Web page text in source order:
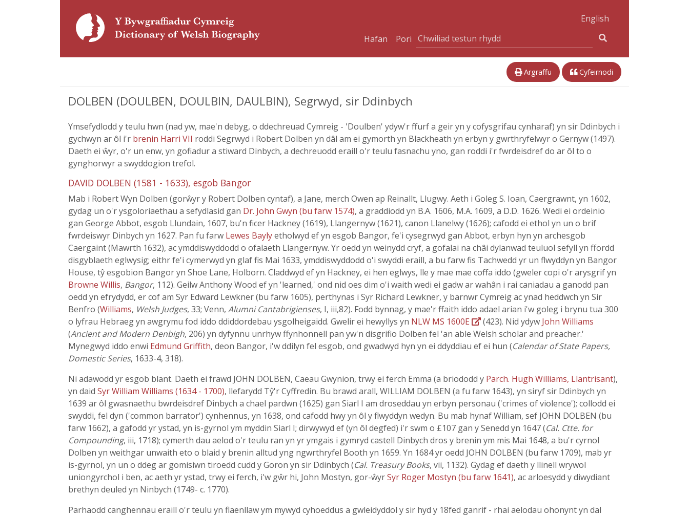
English
Hafan
Pori
Argraffu Cyfeirnodi
DOLBEN (DOULBEN, DOULBIN, DAULBIN), Segrwyd, sir Ddinbych
Ymsefydlodd y teulu hwn (nad yw, mae'n debyg, o ddechreuad Cymreig - 'Doulben' ydyw'r ffurf a geir yn y cofysgrifau cynharaf) yn sir Ddinbych i
gychwyn ar ôl i'r brenin Harri VII roddi Segrwyd i Robert Dolben yn dâl am ei gymorth yn Blackheath yn erbyn y gwrthryfelwyr o Gernyw (1497).
Daeth ei ŵyr, o'r un enw, yn gofiadur a stiward Dinbych, a dechreuodd eraill o'r teulu fasnachu yno, gan roddi i'r fwrdeisdref do ar ôl to o
gynghorwyr a swyddogion trefol.
DAVID DOLBEN (1581 - 1633), esgob Bangor
Mab i Robert Wyn Dolben (gorŵyr y Robert Dolben cyntaf), a Jane, merch Owen ap Reinallt, Llugwy. Aeth i Goleg S. Ioan, Caergrawnt, yn 1602,
gydag un o'r ysgoloriaethau a sefydlasid gan Dr. John Gwyn (bu farw 1574), a graddiodd yn B.A. 1606, M.A. 1609, a D.D. 1626. Wedi ei ordeinio
gan George Abbot, esgob Llundain, 1607, bu'n ficer Hackney (1619), Llangernyw (1621), canon Llanelwy (1626); cafodd ei ethol yn un o brif
fwrdeiswyr Dinbych yn 1627. Pan fu farw Lewes Baylyetholwyd ef yn esgob Bangor, fe'i cysegrwyd gan Abbot, erbyn hyn yn archesgob
Caergaint (Mawrth 1632), ac ymddiswyddodd o ofalaeth Llangernyw. Yr oedd yn weinydd cryf, a gofalai na châi dylanwad teuluol sefyll yn ffordd
disgyblaeth eglwysig; eithr fe'i cymerwyd yn glaf fis Mai 1633, ymddiswyddodd o'i swyddi eraill, a bu farw fis Tachwedd yr un flwyddyn yn Bangor
House, tŷ esgobion Bangor yn Shoe Lane, Holborn. Claddwyd ef yn Hackney, ei hen eglwys, lle y mae mae coffa iddo (gweler copi o'r arysgrif yn
Browne Willis, Bangor, 112). Geilw Anthony Wood ef yn 'learned,' ond nid oes dim o'i waith wedi ei gadw ar wahân i rai caniadau a ganodd pan
oedd yn efrydydd, er cof am Syr Edward Lewkner (bu farw 1605), perthynas i Syr Richard Lewkner, y barnwr Cymreig ac ynad heddwch yn Sir
Benfro (Williams, Welsh Judges, 33; Venn, Alumni Cantabrigienses, I, iii,82). Fodd bynnag, y mae'r ffaith iddo adael arian i'w goleg i brynu tua 300
o lyfrau Hebraeg yn awgrymu fod iddo ddiddordebau ysgolheigaidd. Gwelir ei hewyllys yn NLW MS 1600E (423). Nid ydyw John Williams
(Ancient and Modern Denbigh, 206) yn dyfynnu unrhyw ffynhonnell pan yw'n disgrifio Dolben fel 'an able Welsh scholar and preacher.'
Mynegwyd iddo enwi Edmund Griffith, deon Bangor, i'w ddilyn fel esgob, ond gwadwyd hyn yn ei ddyddiau ef ei hun (Calendar of State Papers,
Domestic Series, 1633-4, 318).
Ni adawodd yr esgob blant. Daeth ei frawd JOHN DOLBEN, Caeau Gwynion, trwy ei ferch Emma (a briododd y Parch. Hugh Williams, Llantrisant),
yn daid Syr William Williams (1634 - 1700), llefarydd Tŷ'r Cyffredin. Bu brawd arall, WILLIAM DOLBEN (a fu farw 1643), yn siryf sir Ddinbych yn
1639 ar ôl gwasnaethu bwrdeisdref Dinbych a chael pardwn (1625) gan Siarl I am droseddau yn erbyn personau ('crimes of violence'); collodd ei
swyddi, fel dyn ('common barrator') cynhennus, yn 1638, ond cafodd hwy yn ôl y flwyddyn wedyn. Bu mab hynaf William, sef JOHN DOLBEN (bu
farw 1662), a gafodd yr ystad, yn is-gyrnol ym myddin Siarl I; dirwywyd ef (yn ôl degfed) i'r swm o £107 gan y Senedd yn 1647 (Cal. Ctte. for
Compounding, iii, 1718); cymerth dau aelod o'r teulu ran yn yr ymgais i gymryd castell Dinbych dros y brenin ym mis Mai 1648, a bu'r cyrnol
Dolben yn weithgar unwaith eto o blaid y brenin alltud yng ngwrthryfel Booth yn 1659. Yn 1684 yr oedd JOHN DOLBEN (bu farw 1709), mab yr
is-gyrnol, yn un o ddeg ar gomisiwn tiroedd cudd y Goron yn sir Ddinbych (Cal. Treasury Books, vii, 1132). Gydag ef daeth y llinell wrywol
uniongyrchol i ben, ac aeth yr ystad, trwy ei ferch, i'w gŵr hi, John Mostyn, gor-ŵyrSyr Roger Mostyn (bu farw 1641), ac arloesydd y diwydiant
brethyn deuled yn Ninbych (1749- c. 1770).
Parhaodd canghennau eraill o'r teulu yn flaenllaw ym mywyd cyhoeddus a gwleidyddol y sir hyd y 18fed ganrif - rhai aelodau ohonynt yn dal